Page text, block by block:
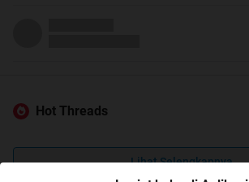
Hot Threads
Lihat Selengkapnya